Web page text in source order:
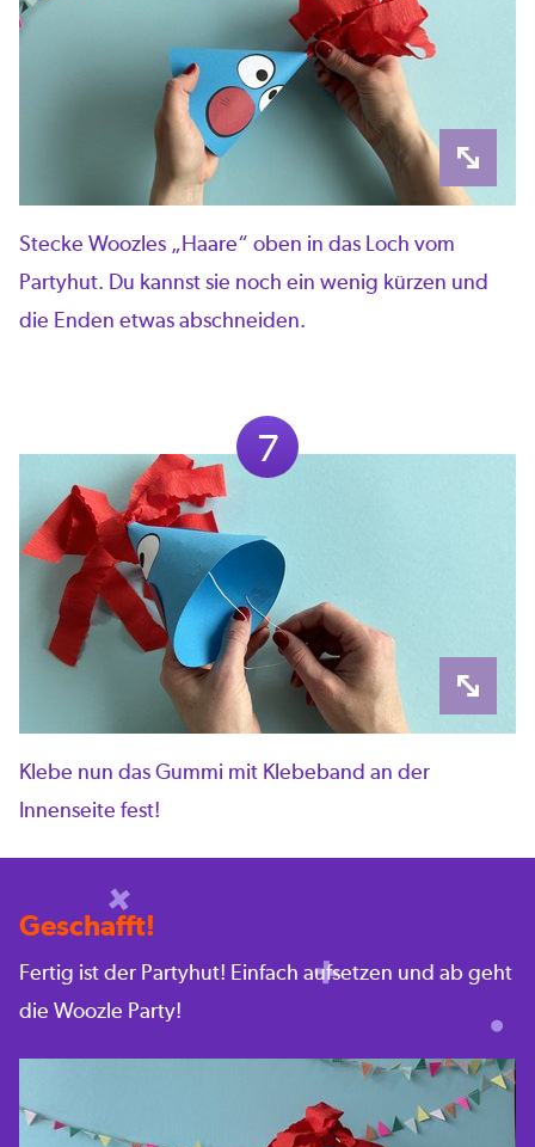
Stecke Woozles „Haare“ oben in das Loch vom
Partyhut. Du kannst sie noch ein wenig kürzen und
die Enden etwas abschneiden.
7
Klebe nun das Gummi mit Klebeband an der
Innenseite fest!
Geschafft!
Fertig ist der Partyhut! Einfach aufsetzen und ab geht
die Woozle Party!